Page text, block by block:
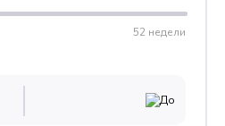
52 недели
До